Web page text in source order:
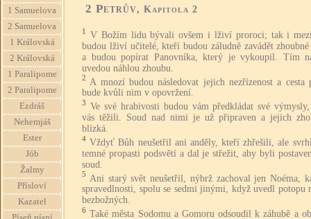
1 Samuelova
2 Samuelova
1 Královská
2 Královská
1 Paralipome
2 Paralipome
Ezdráš
Nehemjáš
Ester
Jób
Žalmy
Přísloví
Kazatel
2 Petrův, Kapitola 2
1
V Božím lidu bývali ovšem i lživí proroci; tak i
budou lživí učitelé, kteří budou záludně zavádět
a budou popírat Panovníka, který je vykoupil. Tím
uvedou náhlou zhoubu.
2 A mnozí budou následovat jejich nezřízenost a cesta
bude kvůli nim v opovržení.
3 Ve své hrabivosti budou vám předkládat své
vás těžili. Soud nad nimi je už připraven a jejich
blízká.
4 Vždyť Bůh neušetřil ani anděly, kteří zhřešili, ale
temné propasti podsvětí a dal je střežit, aby byli
soud.
5 Ani starý svět neušetřil, nýbrž zachoval jen Noéma,
spravedlnosti, spolu se sedmi jinými, když uvedl potopu
bezbožných.
6 Také města Sodomu a Gomoru odsoudil k záhubě a